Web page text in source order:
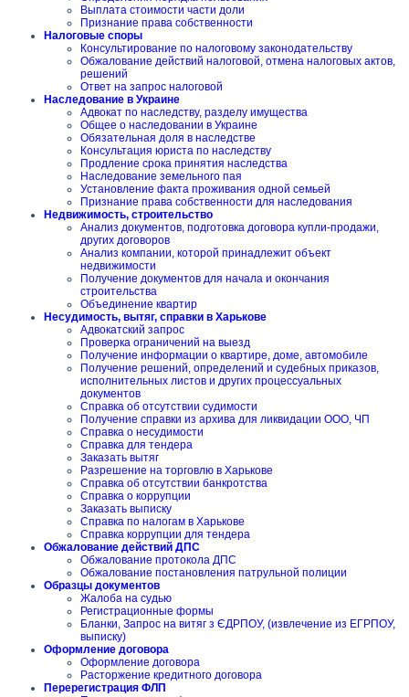
Выплата стоимости части доли
Признание права собственности
Налоговые споры
Консультирование по налоговому законодательству
Обжалование действий налоговой, отмена налоговых актов,
решений
Ответ на запрос налоговой
Наследование в Украине
Адвокат по наследству, разделу имущества
Общее о наследовании в Украине
Обязательная доля в наследстве
Консультация юриста по наследству
Продление срока принятия наследства
Наследование земельного пая
Установление факта проживания одной семьей
Признание права собственности для наследования
Недвижимость, строительство
Анализ документов, подготовка договора купли-продажи,
других договоров
Анализ компании, которой принадлежит объект
недвижимости
Получение документов для начала и окончания
строительства
Объединение квартир
Несудимость, вытяг, справки в Харькове
Адвокатский запрос
Проверка ограничений на выезд
Получение информации о квартире, доме, автомобиле
Получение решений, определений и судебных приказов,
исполнительных листов и других процессуальных
документов
Справка об отсутствии судимости
Получение справки из архива для ликвидации ООО, ЧП
Справка о несудимости
Справка для тендера
Заказать вытяг
Разрешение на торговлю в Харькове
Справка об отсутствии банкротства
Справка о коррупции
Заказать выписку
Справка по налогам в Харькове
Справка коррупции для тендера
Обжалование действий ДПС
Обжалование протокола ДПС
Обжалование постановления патрульной полиции
Образцы документов
Жалоба на судью
Регистрационные формы
Бланки, Запрос на витяг з ЄДРПОУ, (извлечение из ЕГРПОУ,
выписку)
Оформление договора
Оформление договора
Расторжение кредитного договора
Перерегистрация ФЛП